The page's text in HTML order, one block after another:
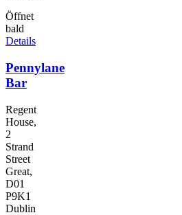
Öffnet
bald
Details
Pennylane
Bar
Regent
House,
2
Strand
Street
Great,
D01
P9K1
Dublin